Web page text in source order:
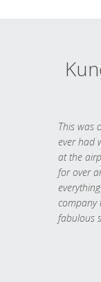
This was
ever had
at the
for over
company
fabulous